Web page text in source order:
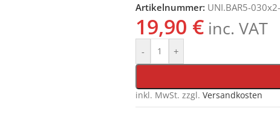
Artikelnummer: UNI.BAR5-
19,90 €inc. VAT
- +
inkl. MwSt. zzgl. Versandkosten